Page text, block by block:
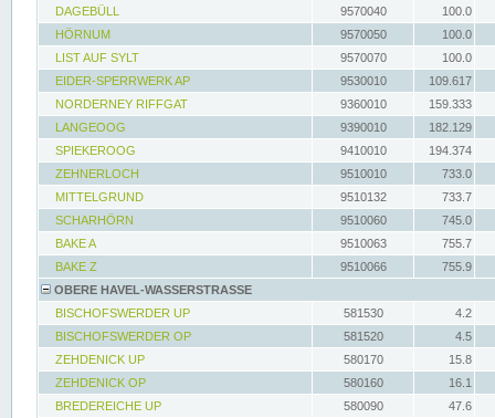
DAGEBÜLL 9570040
100.0
HÖRNUM
9570050
100.0
LIST AUF SYLT
9570070
100.0
EIDER-SPERRWERK AP
9530010
109.617
NORDERNEY RIFFGAT
9360010
159.333
LANGEOOG
9390010
182.129
SPIEKEROOG
9410010
194.374
ZEHNERLOCH
9510010
733.0
MITTELGRUND
9510132
733.7
SCHARHÖRN
9510060
745.0
BAKE A
9510063
755.7
BAKE Z
9510066
755.9
OBERE HAVEL-WASSERSTRASSE
BISCHOFSWERDER UP
581530
4.2
BISCHOFSWERDER OP
581520
4.5
ZEHDENICK UP
580170
15.8
ZEHDENICK OP
580160
16.1
BREDEREICHE UP
580090
47.6